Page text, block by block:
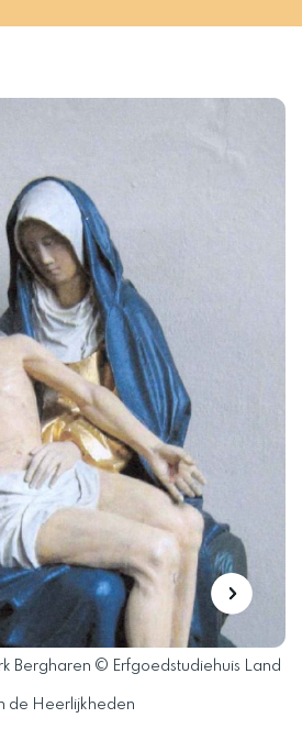
Bergharen © Erfgoedstudiehuis Land
de Heerlijkheden